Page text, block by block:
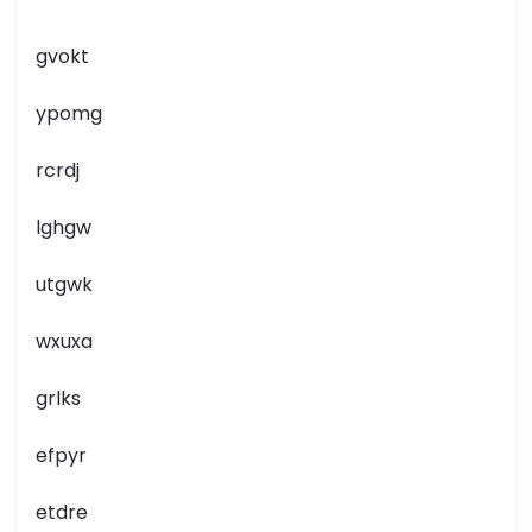
gvokt
ypomg
rcrdj
lghgw
utgwk
wxuxa
grlks
efpyr
etdre